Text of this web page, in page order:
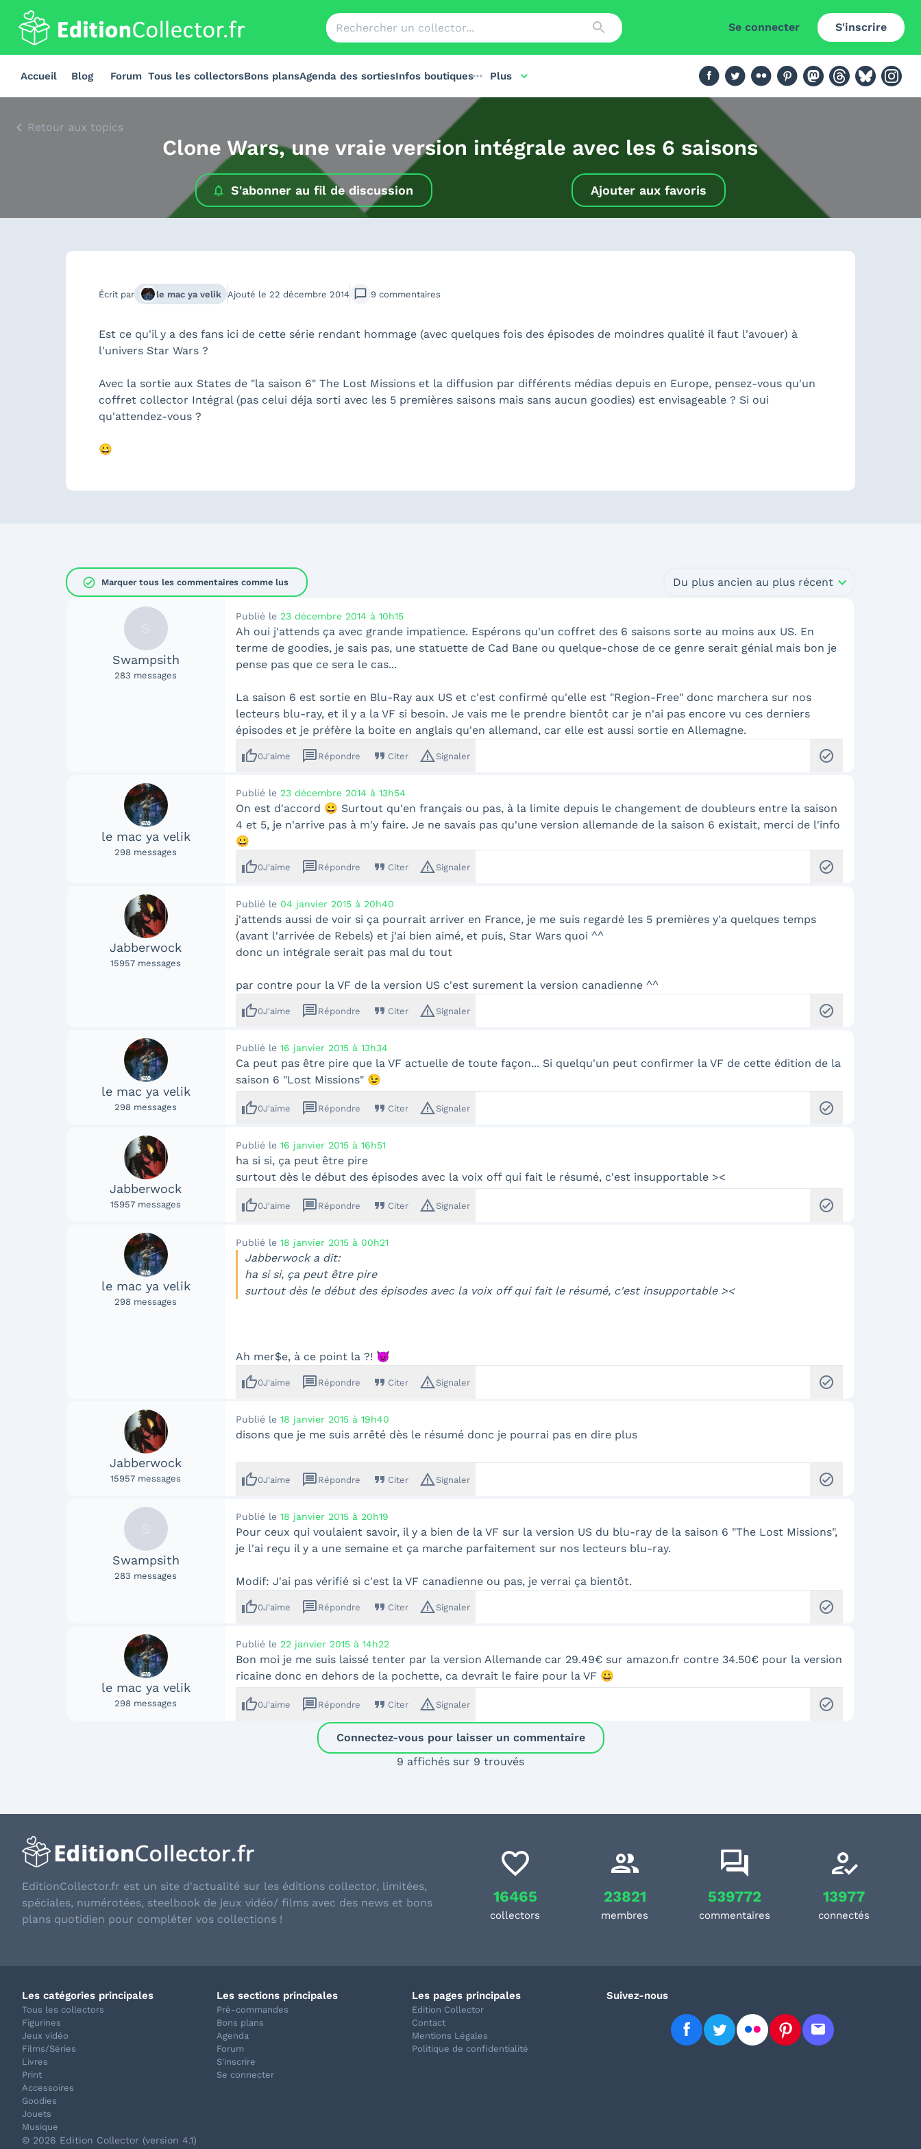
Se connecter S'inscrire
Accueil Blog Forum Tous les collectorsBons plansAgenda des sortiesInfos boutiques Plus
Retour aux topics
Clone Wars, une vraie version intégrale avec les 6 saisons
S'abonner au fil de discussion Ajouter aux favoris
Écrit par le mac ya velik Ajouté le 22 décembre 2014 9 commentaires
Est ce qu'il y a des fans ici de cette série rendant hommage (avec quelques fois des épisodes de moindres qualité il faut l'avouer) à
l'univers Star Wars ?
Avec la sortie aux States de "la saison 6" The Lost Missions et la diffusion par différents médias depuis en Europe, pensez-vous qu'un
coffret collector Intégral (pas celui déja sorti avec les 5 premières saisons mais sans aucun goodies) est envisageable ? Si oui
qu'attendez-vous ?
😀
check_circle Marquer tous les commentaires comme lus Du plus ancien au plus récent
Swampsith
283 messages
Publié le 23 décembre 2014 à 10h15
Ah oui j'attends ça avec grande impatience. Espérons qu'un coffret des 6 saisons sorte au moins aux US. En
terme de goodies, je sais pas, une statuette de Cad Bane ou quelque-chose de ce genre serait génial mais bon je
pense pas que ce sera le cas...
La saison 6 est sortie en Blu-Ray aux US et c'est confirmé qu'elle est "Region-Free" donc marchera sur nos
lecteurs blu-ray, et il y a la VF si besoin. Je vais me le prendre bientôt car je n'ai pas encore vu ces derniers
épisodes et je préfère la boite en anglais qu'en allemand, car elle est aussi sortie en Allemagne.
thumb_up0J'aime message Répondre format_quote Citer warning_amberSignaler check_circle
le mac ya velik
298 messages
Publié le 23 décembre 2014 à 13h54
On est d'accord 😀 Surtout qu'en français ou pas, à la limite depuis le changement de doubleurs entre la saison
4 et 5, je n'arrive pas à m'y faire. Je ne savais pas qu'une version allemande de la saison 6 existait, merci de l'info
😀
thumb_up0J'aime message Répondre format_quote Citer warning_amberSignaler check_circle
Jabberwock
15957 messages
Publié le 04 janvier 2015 à 20h40
j'attends aussi de voir si ça pourrait arriver en France, je me suis regardé les 5 premières y'a quelques temps
(avant l'arrivée de Rebels) et j'ai bien aimé, et puis, Star Wars quoi ^^
donc un intégrale serait pas mal du tout
par contre pour la VF de la version US c'est surement la version canadienne ^^
thumb_up0J'aime message Répondre format_quote Citer warning_amberSignaler check_circle
le mac ya velik
298 messages
Publié le 16 janvier 2015 à 13h34
Ca peut pas être pire que la VF actuelle de toute façon... Si quelqu'un peut confirmer la VF de cette édition de la
saison 6 "Lost Missions" 😉
thumb_up0J'aime message Répondre format_quote Citer warning_amberSignaler check_circle
Jabberwock
15957 messages
Publié le 16 janvier 2015 à 16h51
ha si si, ça peut être pire
surtout dès le début des épisodes avec la voix off qui fait le résumé, c'est insupportable ><
thumb_up0J'aime message Répondre format_quote Citer warning_amberSignaler check_circle
le mac ya velik
298 messages
Publié le 18 janvier 2015 à 00h21
Jabberwock a dit:
ha si si, ça peut être pire
surtout dès le début des épisodes avec la voix off qui fait le résumé, c'est insupportable ><
Ah mer$e, à ce point la ?! 👿
thumb_up0J'aime message Répondre format_quote Citer warning_amberSignaler check_circle
Jabberwock
15957 messages
Publié le 18 janvier 2015 à 19h40
disons que je me suis arrêté dès le résumé donc je pourrai pas en dire plus
thumb_up0J'aime message Répondre format_quote Citer warning_amberSignaler check_circle
Swampsith
283 messages
Publié le 18 janvier 2015 à 20h19
Pour ceux qui voulaient savoir, il y a bien de la VF sur la version US du blu-ray de la saison 6 "The Lost Missions",
je l'ai reçu il y a une semaine et ça marche parfaitement sur nos lecteurs blu-ray.
Modif: J'ai pas vérifié si c'est la VF canadienne ou pas, je verrai ça bientôt.
thumb_up0J'aime message Répondre format_quote Citer warning_amberSignaler check_circle
le mac ya velik
298 messages
Publié le 22 janvier 2015 à 14h22
Bon moi je me suis laissé tenter par la version Allemande car 29.49€ sur amazon.fr contre 34.50€ pour la version
ricaine donc en dehors de la pochette, ca devrait le faire pour la VF 😀
thumb_up0J'aime message Répondre format_quote Citer warning_amberSignaler check_circle
Connectez-vous pour laisser un commentaire
9 affichés sur 9 trouvés
EditionCollector.fr est un site d'actualité sur les éditions collector, limitées,
spéciales, numérotées, steelbook de jeux vidéo/ films avec des news et bons
plans quotidien pour compléter vos collections !
16465
collectors
23821
membres
539772
commentaires
13977
connectés
Les catégories principales
Tous les collectors
Figurines
Jeux vidéo
Films/Séries
Livres
Print
Accessoires
Goodies
Jouets
Musique
Les sections principales
Pré-commandes
Bons plans
Agenda
Forum
S'inscrire
Se connecter
Les pages principales
Edition Collector
Contact
Mentions Légales
Politique de confidentialité
Suivez-nous
© 2026 Edition Collector (version 4.1)